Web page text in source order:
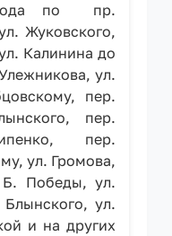
по пр.
Жуковского,
Калинина до
ул.
пер.
пер.
пер.
ул. Громова,
Б. Победы, ул.
ул.
и на других